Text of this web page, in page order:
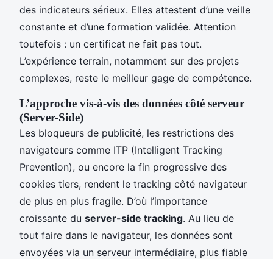
des indicateurs sérieux. Elles attestent d’une veille
constante et d’une formation validée. Attention
toutefois : un certificat ne fait pas tout.
L’expérience terrain, notamment sur des projets
complexes, reste le meilleur gage de compétence.
L’approche vis-à-vis des données côté serveur
(Server-Side)
Les bloqueurs de publicité, les restrictions des
navigateurs comme ITP (Intelligent Tracking
Prevention), ou encore la fin progressive des
cookies tiers, rendent le tracking côté navigateur
de plus en plus fragile. D’où l’importance
croissante du server-side tracking. Au lieu de
tout faire dans le navigateur, les données sont
envoyées via un serveur intermédiaire, plus fiable